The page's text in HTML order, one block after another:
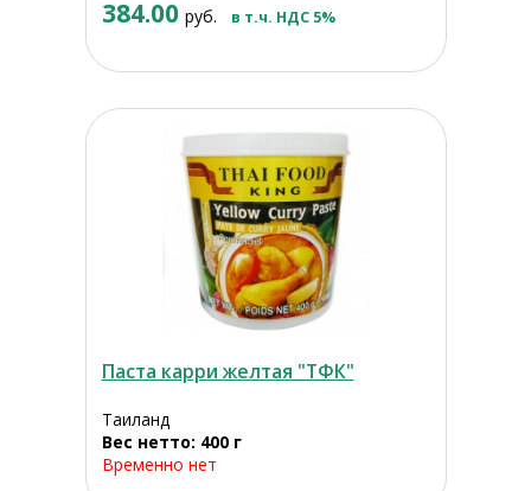
384.00 руб. в т.ч. НДС 5%
Паста карри желтая "ТФК"
Таиланд
Вес нетто: 400 г
Временно нет